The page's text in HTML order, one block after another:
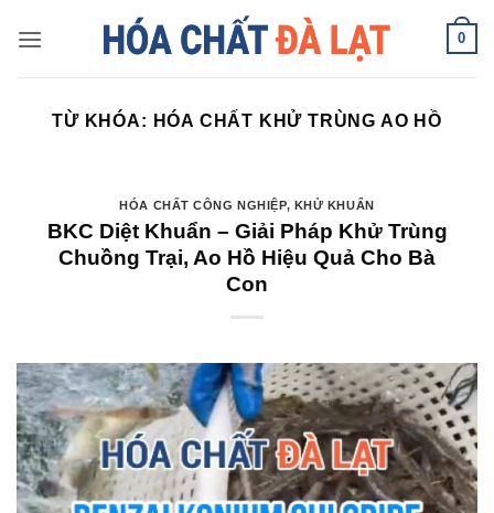
0
TỪ KHÓA: HÓA CHẤT KHỬ TRÙNG AO HỒ
HÓA CHẤT CÔNG NGHIỆP, KHỬ KHUẨN
BKC Diệt Khuẩn – Giải Pháp Khử Trùng
Chuồng Trại, Ao Hồ Hiệu Quả Cho Bà
Con